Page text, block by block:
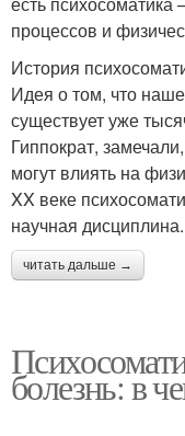
процессов и
История
Идея о том, что
существует уже
Гиппократ,
могут влиять на
XX веке
научная дисциплина.
читать дальше →
болезнь: в